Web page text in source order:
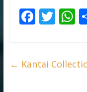
F
b
T
er s
← Kantai